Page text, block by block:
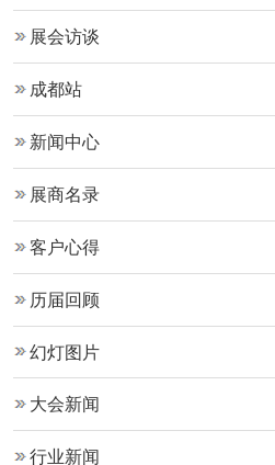
展会访谈
成都站
新闻中心
展商名录
客户心得
历届回顾
幻灯图片
大会新闻
行业新闻